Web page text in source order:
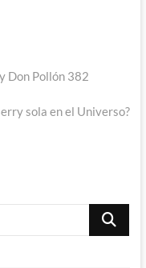
Don Pollón 382
sola en el Universo?
Buscar